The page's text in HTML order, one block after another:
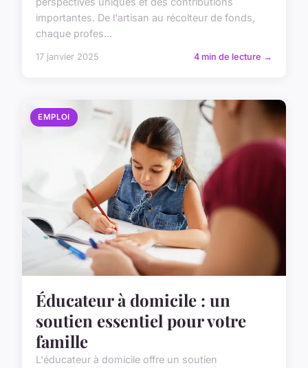
importantes. De l'artisan au récolteur de fonds,
chaque profes...
17 janvier 2025 4 min de lecture →
EMPLOI
Éducateur à domicile : un
soutien essentiel pour votre
famille
L'éducateur à domicile offre un soutien